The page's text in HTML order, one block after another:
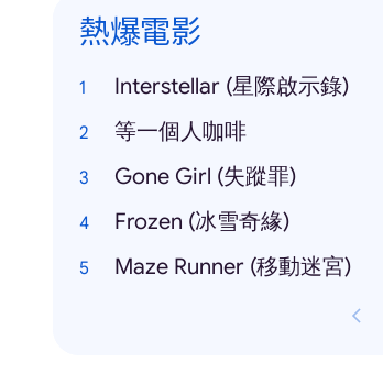
熱爆電影
Interstellar (星際啟示錄)
等一個人咖啡
Gone Girl (失蹤罪)
Frozen (冰雪奇緣)
Maze Runner (移動迷宮)